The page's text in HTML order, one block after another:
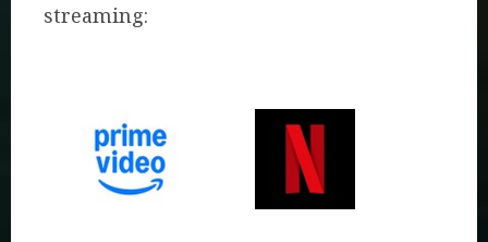
streaming: